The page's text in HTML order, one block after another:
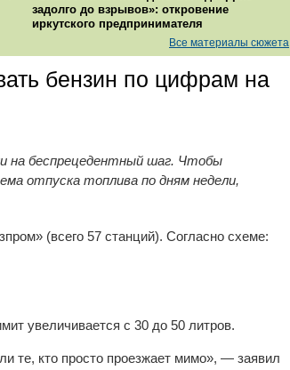
задолго до взрывов»: откровение
иркутского предпринимателя
Все материалы сюжета
бензин по цифрам на
на беспрецедентный шаг. Чтобы
отпуска топлива по дням недели,
(всего 57 станций). Согласно схеме:
увеличивается с 30 до 50 литров.
те, кто просто проезжает мимо», — заявил